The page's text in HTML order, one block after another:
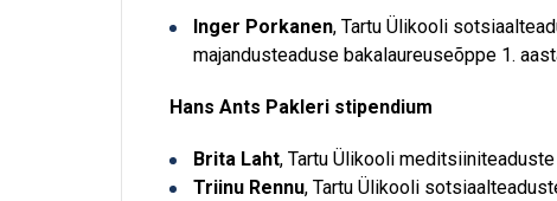
Inger Porkanen, Tartu Ülikooli
majandusteaduse bakalaureuseõppe 1.
Hans Ants Pakleri stipendium
Brita Laht, Tartu Ülikooli
Triinu Rennu, Tartu Ülikooli